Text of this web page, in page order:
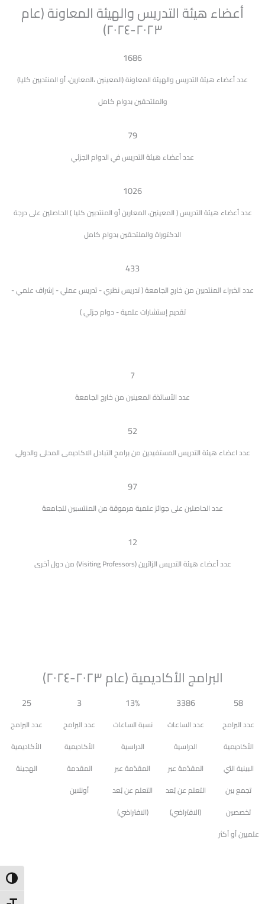
أعضاء هيئة التدريس والهيئة المعاونة (عام
٢٠٢٣-٢٠٢٤)
1686
عدد أعضاء هيئة التدريس والهيئة المعاونة (المعينين ،المعارين، أو المنتدبين كليا)
والملتحقين بدوام كامل
79
عدد أعضاء هيئة التدريس في الدوام الجزئي
1026
عدد أعضاء هيئة التدريس ( المعينين، المعارين أو المنتدبين كليا ) الحاصلين على درجة
الدكتوراة والملتحقين بدوام كامل
433
عدد الخبراء المنتدبين من خارج الجامعة ( تدريس نظري - تدريس عملي - إشراف علمي -
تقديم إستشارات علمية - دوام جزئي )
7
عدد الأساتذة المعينين من خارج الجامعة
52
عدد اعضاء هيئة التدريس المستفيدين من برامج التبادل الاكاديمى المحلى والدولي
97
عدد الحاصلين على جوائز علمية مرموقة من المنتسبين للجامعة
12
عدد أعضاء هيئة التدريس الزائرين (Visiting Professors) من دول أخرى
البرامج الأكاديمية (عام ٢٠٢٣-٢٠٢٤)
58
عدد البرامج
الأكاديمية
البينية التي
تجمع بين
تخصصين
علميين أو أكثر
3386
عدد الساعات
الدراسية
المقدّمة عبر
التعلم عن بُعد
(الافتراضي)
13%
نسبة الساعات
الدراسية
المقدّمة عبر
التعلم عن بُعد
(الافتراضي)
3
عدد البرامج
الأكاديمية
المقدمة
أونلاين
25
عدد البرامج
الأكاديمية
الهجينة